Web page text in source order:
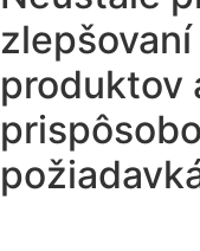
produktov